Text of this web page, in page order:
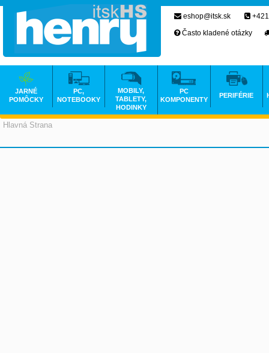
Hlavná Strana
eshop@itsk.sk
Často kladené otázky
JARNÉ
POMÔCKY
PC,
NOTEBOOKY
MOBILY,
TABLETY,
HODINKY
PC
KOMPONENTY
PERIFÉRIE